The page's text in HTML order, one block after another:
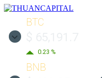
BTC
0.23 %
BNB